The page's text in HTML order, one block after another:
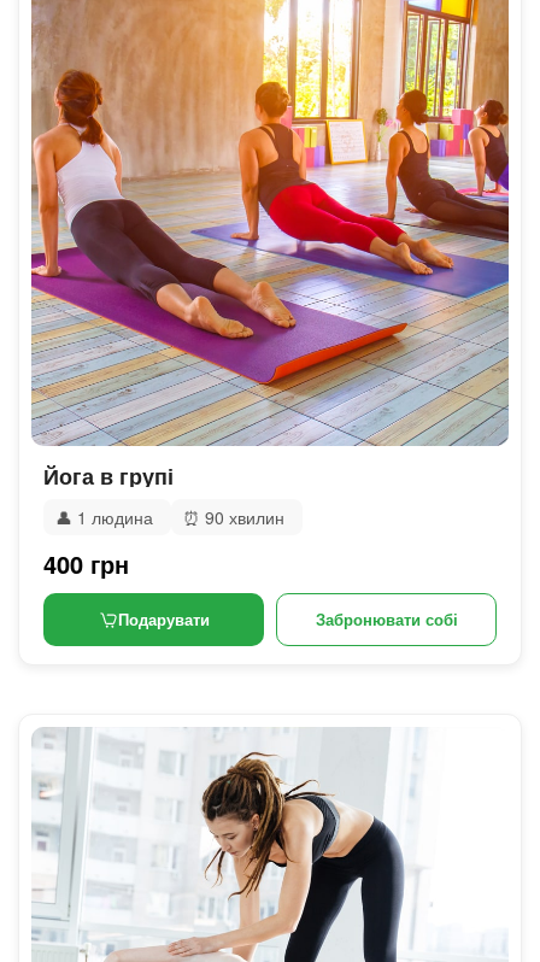
Йога в групі
👤 1 людина ⏰ 90 хвилин
400 грн
Подарувати Забронювати собі